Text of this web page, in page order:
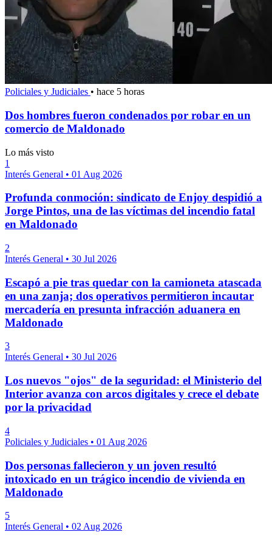
Policiales y Judiciales • hace 5 horas
Dos hombres fueron condenados por robar en un
comercio de Maldonado
Lo más visto
1
Interés General • 01 Aug 2026
Profunda conmoción: sindicato de Enjoy despidió a
Jorge Pintos, una de las víctimas del incendio fatal
en Maldonado
2
Interés General • 30 Jul 2026
Escapó a pie tras quedar con la camioneta atascada
en una zanja; dos operativos permitieron incautar
mercadería en presunta infracción aduanera en
Maldonado
3
Interés General • 30 Jul 2026
Los nuevos "ojos" de la seguridad: el Ministerio del
Interior avanza con arcos digitales y crece el debate
por la privacidad
4
Policiales y Judiciales • 01 Aug 2026
Dos personas fallecieron y un joven resultó
intoxicado en un trágico incendio de vivienda en
Maldonado
5
Interés General • 02 Aug 2026